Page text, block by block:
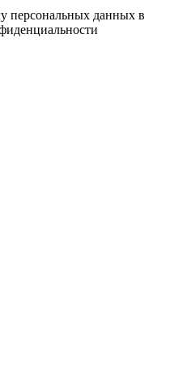
персональных данных в